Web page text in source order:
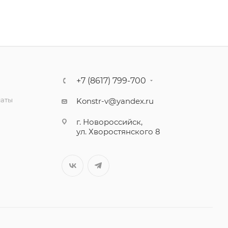
+7 (8617) 799-700
Konstr-v@yandex.ru
г. Новороссийск,
ул. Хворостянского 8